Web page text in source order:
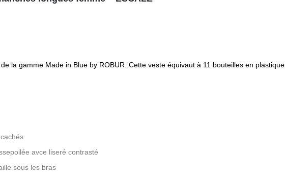
la gamme Made in Blue by ROBUR. Cette veste équivaut à 11 bouteilles en plastique.
avce liseré contrasté
sous les bras